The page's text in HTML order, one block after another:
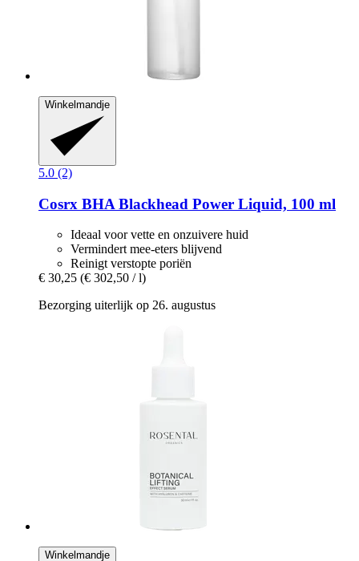
Winkelmandje
5.0 (2)
Cosrx BHA Blackhead Power Liquid, 100 ml
Ideaal voor vette en onzuivere huid
Vermindert mee-eters blijvend
Reinigt verstopte poriën
€ 30,25 (€ 302,50 / l)
Bezorging uiterlijk op 26. augustus
Winkelmandje